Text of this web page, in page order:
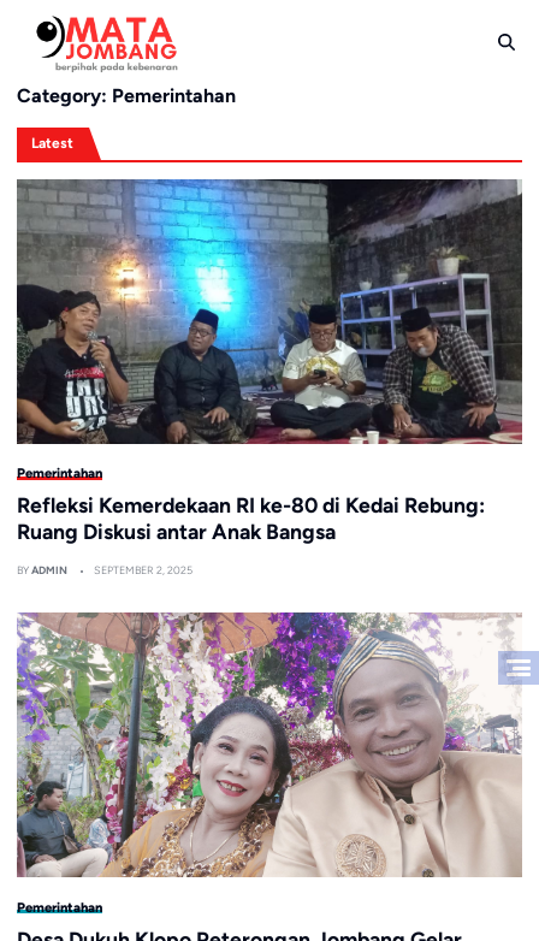
content
Category: Pemerintahan
Latest
Pemerintahan
Refleksi Kemerdekaan RI ke-80 di Kedai Rebung:
Ruang Diskusi antar Anak Bangsa
BYADMIN SEPTEMBER 2, 2025
Pemerintahan